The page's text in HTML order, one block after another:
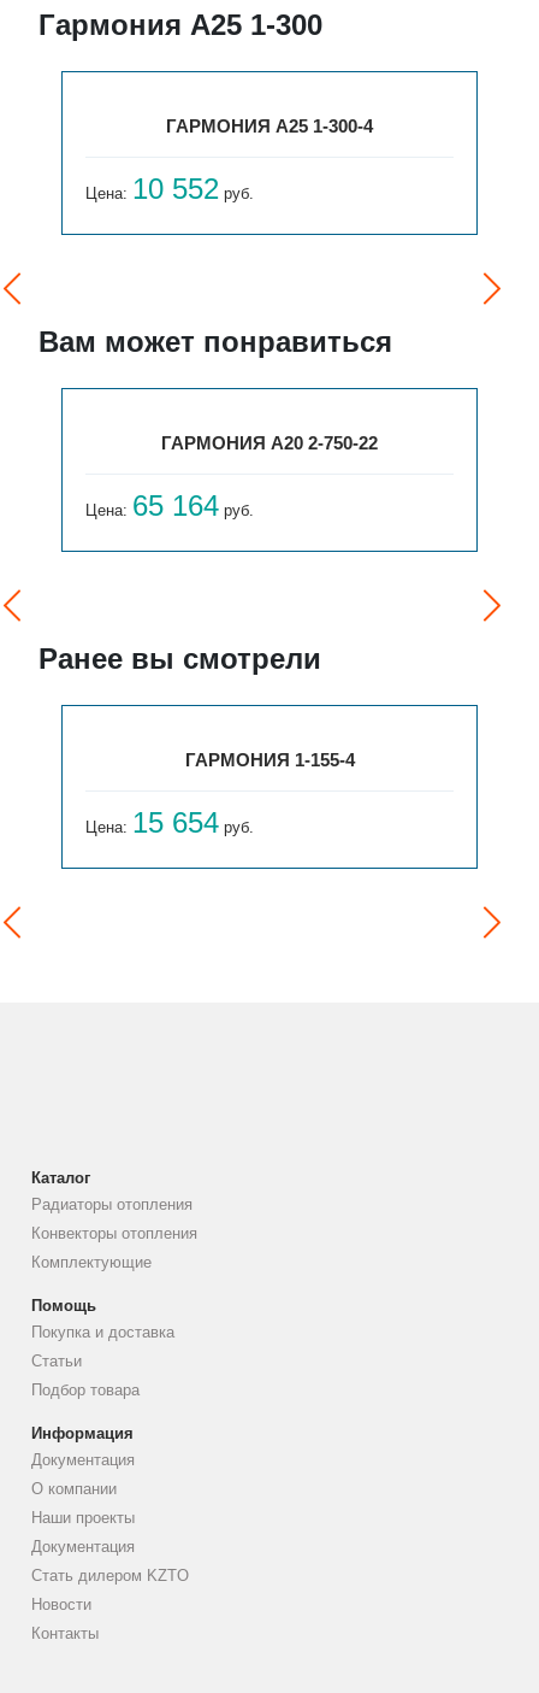
Гармония А25 1-300
ГАРМОНИЯ А25 1-300-4
Цена: 10 552 руб.
Вам может понравиться
ГАРМОНИЯ А20 2-750-22
Цена: 65 164 руб.
Ранее вы смотрели
ГАРМОНИЯ 1-155-4
Цена: 15 654 руб.
Каталог
Радиаторы отопления
Конвекторы отопления
Комплектующие
Помощь
Покупка и доставка
Статьи
Подбор товара
Информация
Документация
О компании
Наши проекты
Документация
Стать дилером KZTO
Новости
Контакты